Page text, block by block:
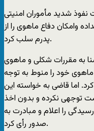
نفوذ شديد مأموران امنيتی
وامکان دفاع ماهوی را از
پدرم سلب کرد.
به مقررات شکلی و ماهوی
خود را منوط به توجه
اما قاضی به خواسته اين
توجهی نکرده و بدون اخذ
را اعلام و مبادرت به
صدور رأی کرد.